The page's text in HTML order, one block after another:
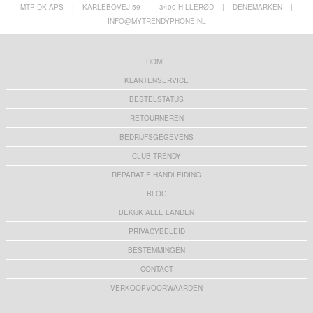
MTP DK APS | KARLEBOVEJ 59 | 3400 HILLERØD | DENEMARKEN
|
INFO@MYTRENDYPHONE.NL
HOME
KLANTENSERVICE
BESTELSTATUS
RETOURNEREN
BEDRIJFSGEGEVENS
CLUB TRENDY
REPARATIE HANDLEIDING
BLOG
BEKIJK ALLE LANDEN
PRIVACYBELEID
BESTEMMINGEN
CONTACT
VERKOOPVOORWAARDEN